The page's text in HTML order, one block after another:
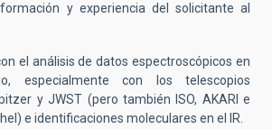
y experiencia del solicitante al
el análisis de datos espectroscópicos en
especialmente con los telescopios
y JWST (pero también ISO, AKARI e
e identificaciones moleculares en el IR.